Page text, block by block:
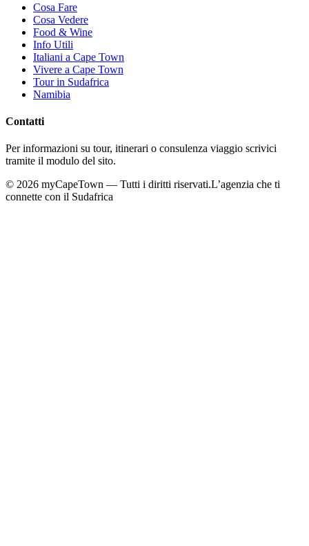
Cosa Fare
Cosa Vedere
Food & Wine
Info Utili
Italiani a Cape Town
Vivere a Cape Town
Tour in Sudafrica
Namibia
Contatti
Per informazioni su tour, itinerari o consulenza viaggio scrivici
tramite il modulo del sito.
© 2026 myCapeTown — Tutti i diritti riservati.L’agenzia che ti
connette con il Sudafrica